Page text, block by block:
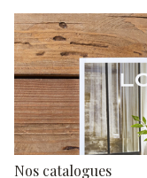
Nos catalogues